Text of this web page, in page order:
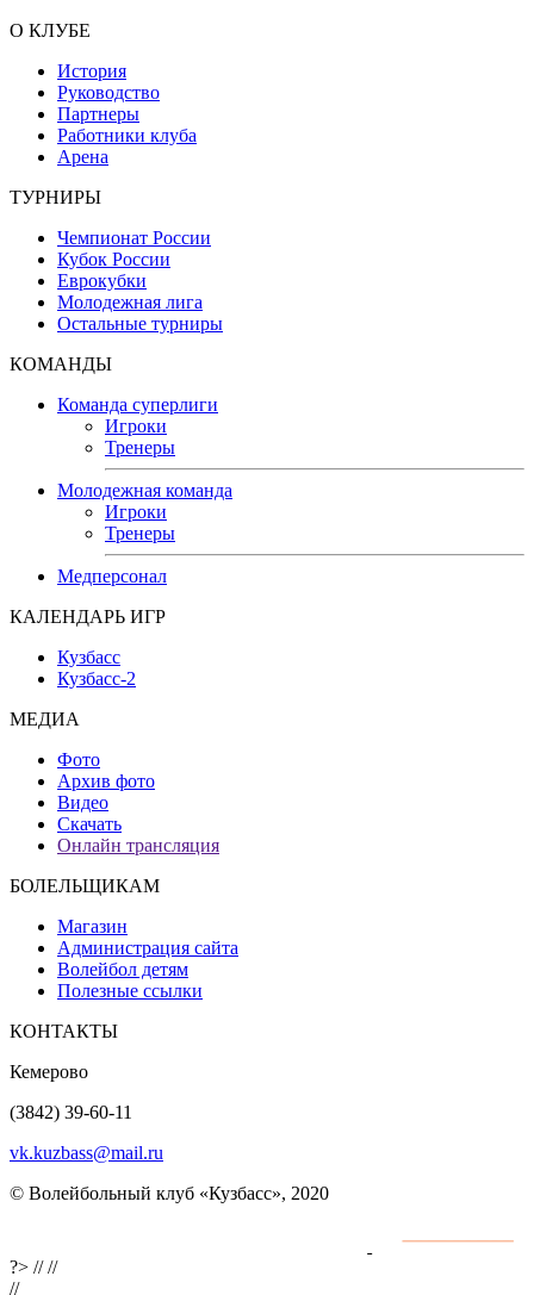
О КЛУБЕ
История
Руководство
Партнеры
Работники клуба
Арена
ТУРНИРЫ
Чемпионат России
Кубок России
Еврокубки
Молодежная лига
Остальные турниры
КОМАНДЫ
Команда суперлиги
Игроки
Тренеры
Молодежная команда
Игроки
Тренеры
Медперсонал
КАЛЕНДАРЬ ИГР
Кузбасс
Кузбасс-2
МЕДИА
Фото
Архив фото
Видео
Скачать
Онлайн трансляция
БОЛЕЛЬЩИКАМ
Магазин
Администрация сайта
Волейбол детям
Полезные ссылки
КОНТАКТЫ
Кемерово
(3842) 39-60-11
vk.kuzbass@mail.ru
© Волейбольный клуб «Кузбасс», 2020
?> ////
//